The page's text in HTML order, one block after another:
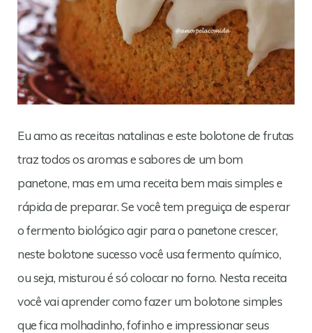
Eu amo as receitas natalinas e este bolotone de frutas
traz todos os aromas e sabores de um bom
panetone, mas em uma receita bem mais simples e
rápida de preparar. Se você tem preguiça de esperar
o fermento biológico agir para o panetone crescer,
neste bolotone sucesso você usa fermento químico,
ou seja, misturou é só colocar no forno. Nesta receita
você vai aprender como fazer um bolotone simples
que fica molhadinho, fofinho e impressionar seus